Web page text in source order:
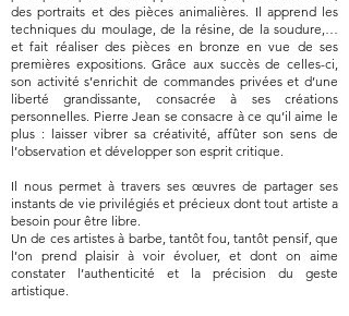
des portraits et des pièces animalières. Il apprend les
techniques du moulage, de la résine, de la soudure,…
et fait réaliser des pièces en bronze en vue de ses
premières expositions. Grâce aux succès de celles-ci,
son activité s’enrichit de commandes privées et d’une
liberté grandissante, consacrée à ses créations
personnelles. Pierre Jean se consacre à ce qu’il aime le
plus : laisser vibrer sa créativité, affûter son sens de
l’observation et développer son esprit critique.
Il nous permet à travers ses œuvres de partager ses
instants de vie privilégiés et précieux dont tout artiste a
besoin pour être libre.
Un de ces artistes à barbe, tantôt fou, tantôt pensif, que
l’on prend plaisir à voir évoluer, et dont on aime
constater l’authenticité et la précision du geste
artistique.